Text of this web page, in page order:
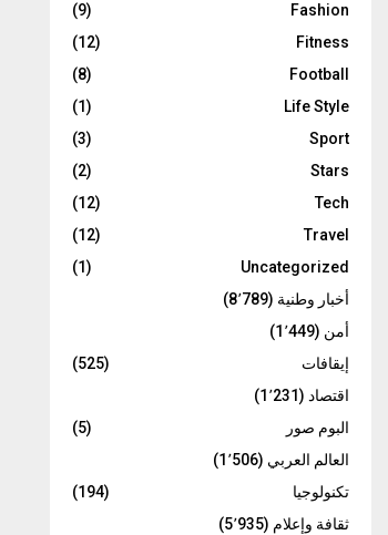
Fashion
(9)
Fitness
(12)
Football
(8)
Life Style
(1)
Sport
(3)
Stars
(2)
Tech
(12)
Travel
(12)
Uncategorized
(1)
أخبار وطنية (8٬789)
أمن (1٬449)
إيقافات
(525)
اقتصاد (1٬231)
البوم صور
(5)
العالم العربي (1٬506)
تكنولوجيا
(194)
ثقافة وإعلام (5٬935)